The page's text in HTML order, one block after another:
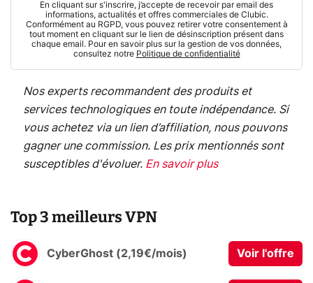
En cliquant sur s'inscrire, j’accepte de recevoir par email des
informations, actualités et offres commerciales de Clubic.
Conformément au RGPD, vous pouvez retirer votre consentement à
tout moment en cliquant sur le lien de désinscription présent dans
chaque email. Pour en savoir plus sur la gestion de vos données,
consultez notre Politique de confidentialité
Nos experts recommandent des produits et
services technologiques en toute indépendance. Si
vous achetez via un lien d’affiliation, nous pouvons
gagner une commission. Les prix mentionnés sont
susceptibles d'évoluer. En savoir plus
Top 3 meilleurs VPN
CyberGhost (2,19€/mois) Voir l'offre